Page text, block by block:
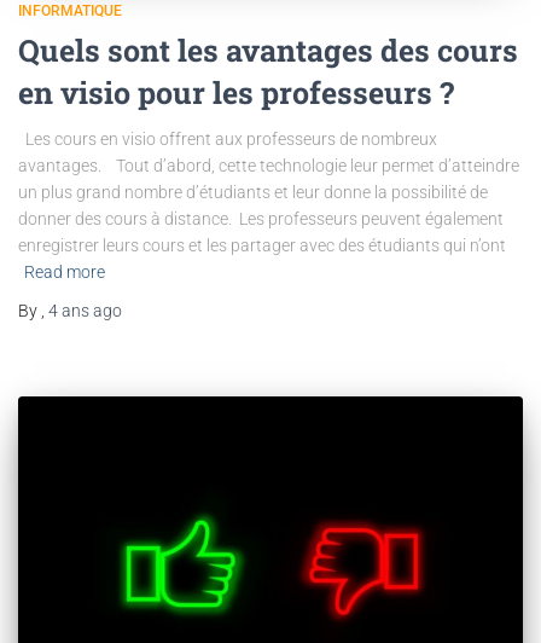
INFORMATIQUE
Quels sont les avantages des cours
en visio pour les professeurs ?
Les cours en visio offrent aux professeurs de nombreux
avantages. Tout d’abord, cette technologie leur permet d’atteindre
un plus grand nombre d’étudiants et leur donne la possibilité de
donner des cours à distance. Les professeurs peuvent également
enregistrer leurs cours et les partager avec des étudiants qui n’ont
Read more
By 4 ansago